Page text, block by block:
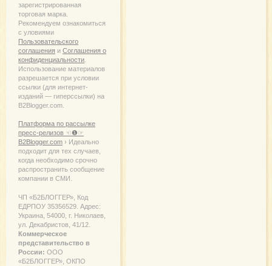
зарегистрированная
торговая марка.
Рекомендуем ознакомиться
с уловиями
Пользовательского
соглашения и Соглашения о
конфиденциальности
Использование материалов
разрешается при условии
ссылки (для интернет-
изданий — гиперссылки) на
B2Blogger.com.
Платформа по рассылке
пресс-релизов ☜❶☞
B2Blogger.com › Идеально
подходит для тех случаев,
когда необходимо срочно
распространить сообщение
компании в СМИ.
ЧП «Б2БЛОГГЕР», Код
ЕДРПОУ 35356529. Адрес:
Украина, 54000, г. Николаев,
ул. Декабристов, 41/12.
Коммерческое
представительство в
России: ООО
«Б2БЛОГГЕР», ОКПО